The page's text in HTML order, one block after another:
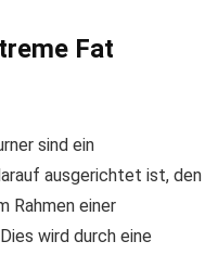
Fat
sind ein
ausgerichtet ist, den
Rahmen einer
wird durch eine